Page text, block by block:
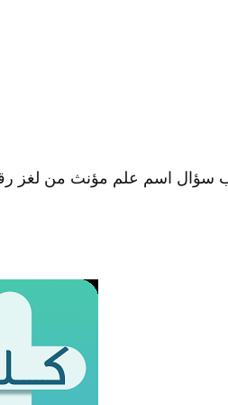
اسم علم مؤنث من لغز رقم 6 من المجموعة الاولى من لعبة كلمات